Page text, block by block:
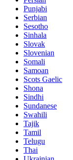
Punjabi
Serbian
Sesotho
Sinhala
Slovak
Slovenian
Somali
Samoan
Scots Gaelic
Shona
Sindhi
Sundanese
Swahili
Tajik
Tamil
Telugu
Thai